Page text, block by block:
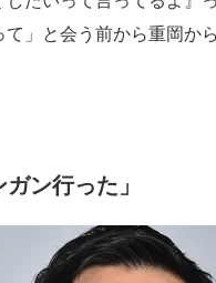
」と会う前から重岡か
ン行った」